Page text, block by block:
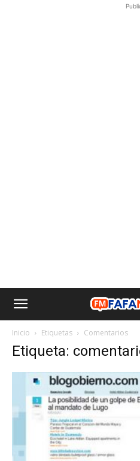
Inicio Etiquetas Comentarios
Etiqueta: